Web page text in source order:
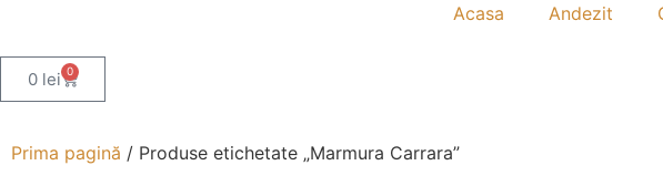
Acasa Andezit
0 lei 0
Prima pagină / Produse etichetate „Marmura Carrara”